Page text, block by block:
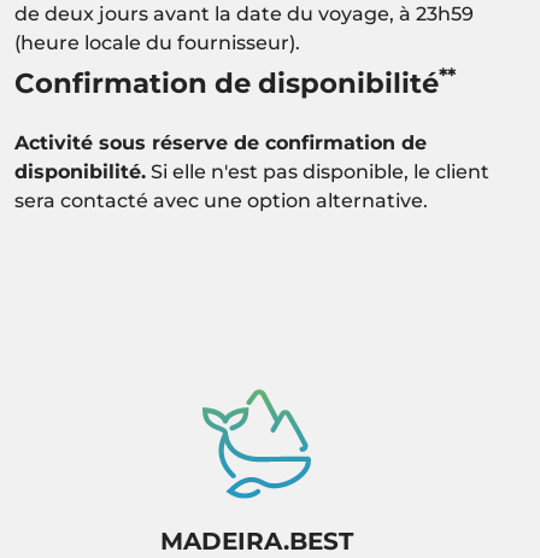
de deux jours avant la date du voyage, à 23h59
(heure locale du fournisseur).
Confirmation de disponibilité**
Activité sous réserve de confirmation de
disponibilité. Si elle n'est pas disponible, le client
sera contacté avec une option alternative.
MADEIRA.BEST